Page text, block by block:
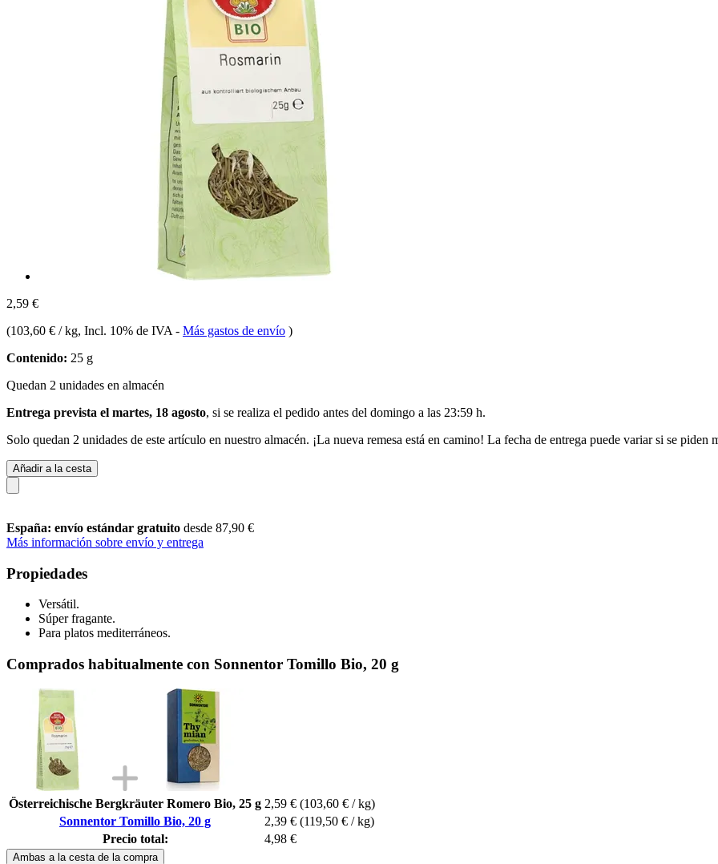
2,59 €
(103,60 € / kg, Incl. 10% de IVA - Más gastos de envío )
Contenido: 25 g
Quedan 2 unidades en almacén
Entrega prevista el martes, 18 agosto, si se realiza el pedido antes del domingo a las 23:59 h.
Solo quedan 2 unidades de este artículo en nuestro almacén. ¡La nueva remesa está en camino! La fecha de entrega puede variar si se piden
Añadir a la cesta
España: envío estándar gratuito desde 87,90 €
Más información sobre envío y entrega
Propiedades
Versátil.
Súper fragante.
Para platos mediterráneos.
Comprados habitualmente con Sonnentor Tomillo Bio, 20 g
Österreichische Bergkräuter Romero Bio, 25 g 2,59 € (103,60 € / kg)
Sonnentor Tomillo Bio, 20 g
2,39 € (119,50 € / kg)
Precio total:
4,98 €
Ambas a la cesta de la compra